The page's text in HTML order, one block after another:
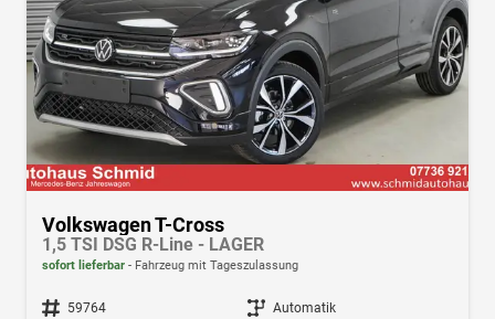
Volkswagen T-Cross
1,5 TSI DSG R-Line - LAGER
sofort lieferbar Fahrzeug mit Tageszulassung
Fahrzeugnr. 59764 Getriebe Automatik